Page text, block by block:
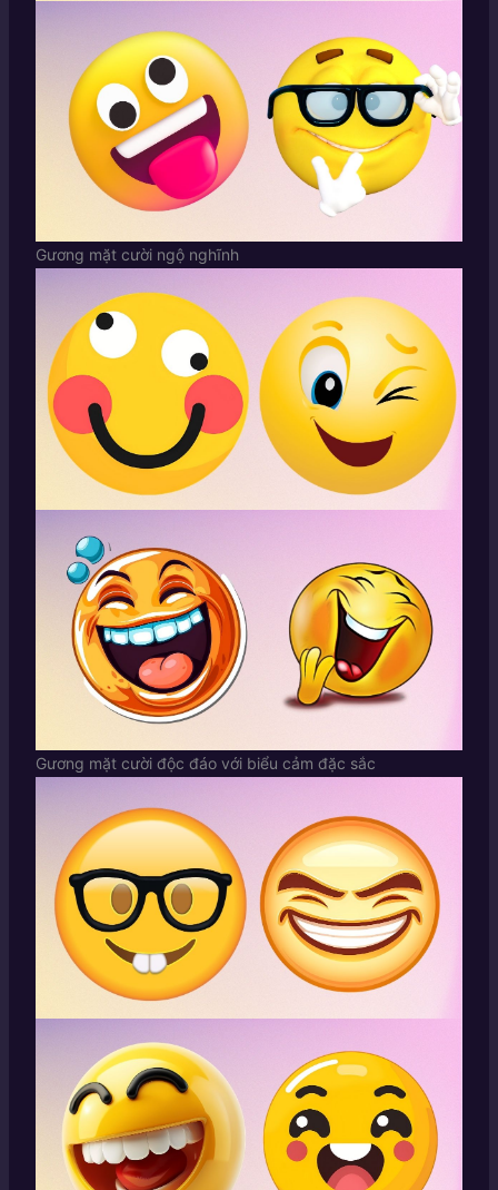
Gương mặt cười ngộ nghĩnh
Gương mặt cười độc đáo với biểu cảm đặc sắc